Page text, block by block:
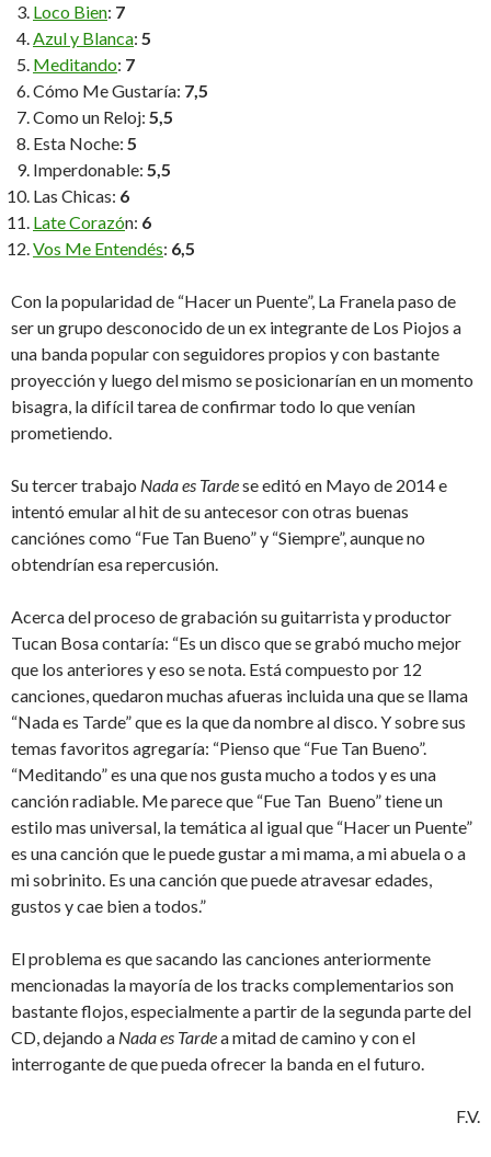
Loco Bien: 7
Azul y Blanca: 5
Meditando: 7
Cómo Me Gustaría: 7,5
Como un Reloj: 5,5
Esta Noche: 5
Imperdonable: 5,5
Las Chicas: 6
Late Corazón: 6
Vos Me Entendés: 6,5
Con la popularidad de “Hacer un Puente”, La Franela paso de
ser un grupo desconocido de un ex integrante de Los Piojos a
una banda popular con seguidores propios y con bastante
proyección y luego del mismo se posicionarían en un momento
bisagra, la difícil tarea de confirmar todo lo que venían
prometiendo.
Su tercer trabajo Nada es Tardese editó en Mayo de 2014 e
intentó emular al hit de su antecesor con otras buenas
canciónes como “Fue Tan Bueno” y “Siempre”, aunque no
obtendrían esa repercusión.
Acerca del proceso de grabación su guitarrista y productor
Tucan Bosa contaría: “Es un disco que se grabó mucho mejor
que los anteriores y eso se nota. Está compuesto por 12
canciones, quedaron muchas afueras incluida una que se llama
“Nada es Tarde” que es la que da nombre al disco. Y sobre sus
temas favoritos agregaría: “Pienso que “Fue Tan Bueno”.
“Meditando” es una que nos gusta mucho a todos y es una
canción radiable. Me parece que “Fue Tan Bueno” tiene un
estilo mas universal, la temática al igual que “Hacer un Puente”
es una canción que le puede gustar a mi mama, a mi abuela o a
mi sobrinito. Es una canción que puede atravesar edades,
gustos y cae bien a todos.”
El problema es que sacando las canciones anteriormente
mencionadas la mayoría de los tracks complementarios son
bastante flojos, especialmente a partir de la segunda parte del
CD, dejando a Nada es Tardea mitad de camino y con el
interrogante de que pueda ofrecer la banda en el futuro.
F.V.